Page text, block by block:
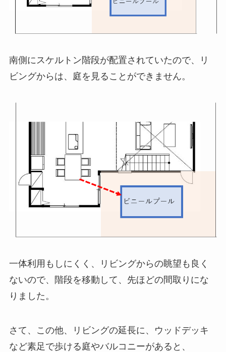
南側にスケルトン階段が配置されていたので、リ
ビングからは、庭を見ることができません。
一体利用もしにくく、リビングからの眺望も良く
ないので、階段を移動して、先ほどの間取りにな
りました。
さて、この他、リビングの延長に、ウッドデッキ
など素足で歩ける庭やバルコニーがあると、